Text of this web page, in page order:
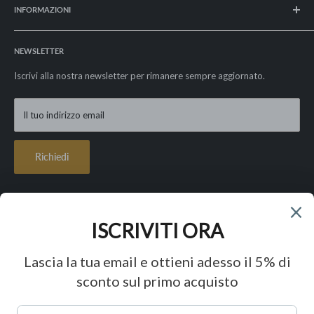
Informativa sui rimborsi
Spedizioni e resi
Privacy Policy
Cookie Policy
INFORMAZIONI
La nostra storia
I nostri valori
Le nostre garanzie
Lavora con noi
FAQ - Paga in 3 rate con Klarna
NEWSLETTER
Iscrivi alla nostra newsletter per rimanere sempre aggiornato.
Il tuo indirizzo email
Richiedi
Accettiamo